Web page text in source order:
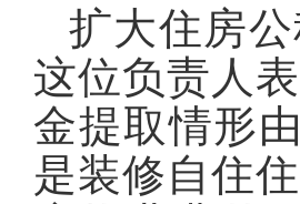
扩大住房
这位负责人
金提取情形
是装修自住